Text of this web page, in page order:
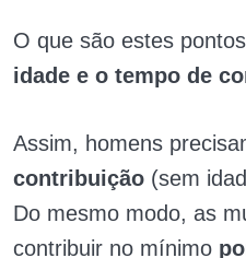
O que são estes
idade e o tempo de
Assim, homens
contribuição (sem
Do mesmo modo, as
contribuir no mínimo